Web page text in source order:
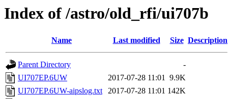
Index of /astro/old_rfi/ui707b
Name Last modified Size Description
Parent Directory
-
UI707EP.6UW
2017-07-28 11:01 9.9K
UI707EP.6UW-aipslog.txt
2017-07-28 11:01 142K